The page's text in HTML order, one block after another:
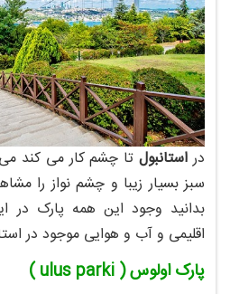
دراستانبولتا چشم کار می کند
سبز بسیار زیبا و چشم نواز را
بدانید وجود این همه پارک در
اقلیمی و آب و هوایی موجود در
پارک اولوس ( ulus parki )